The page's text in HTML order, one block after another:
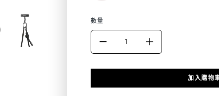
數量
DECREASE
QUANTITY
FOR
INCREASE
QUANTITY
FOR
加入購物